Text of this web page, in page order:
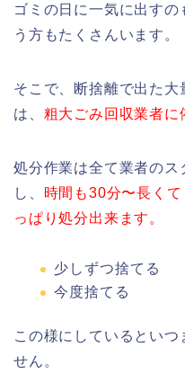
ゴミの日に一気に出す
う方もたくさんいます。
そこで、断捨離で出た
は、 粗大ごみ回収業者に
処分作業は全て業者の
し、 時間も30分〜長く
っぱり処分出来ます。
少しずつ捨てる
今度捨てる
この様にしているといつ
せん。